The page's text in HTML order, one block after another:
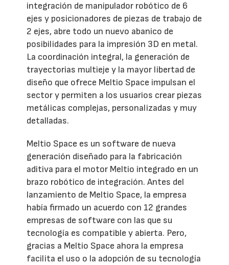
integración de manipulador robótico de 6
ejes y posicionadores de piezas de trabajo de
2 ejes, abre todo un nuevo abanico de
posibilidades para la impresión 3D en metal.
La coordinación integral, la generación de
trayectorias multieje y la mayor libertad de
diseño que ofrece Meltio Space impulsan el
sector y permiten a los usuarios crear piezas
metálicas complejas, personalizadas y muy
detalladas.
Meltio Space es un software de nueva
generación diseñado para la fabricación
aditiva para el motor Meltio integrado en un
brazo robótico de integración. Antes del
lanzamiento de Meltio Space, la empresa
había firmado un acuerdo con 12 grandes
empresas de software con las que su
tecnología es compatible y abierta. Pero,
gracias a Meltio Space ahora la empresa
facilita el uso o la adopción de su tecnología